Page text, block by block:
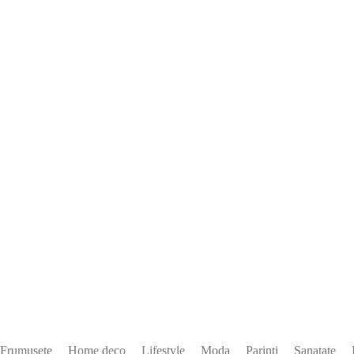
Frumusete Home deco Lifestyle Moda Parinti Sanatate